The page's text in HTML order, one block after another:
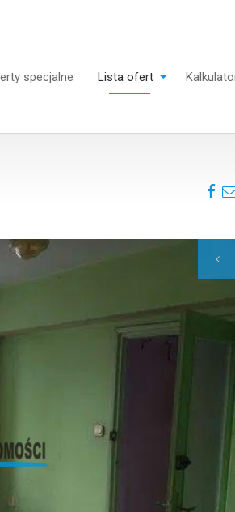
specjalne Lista ofert